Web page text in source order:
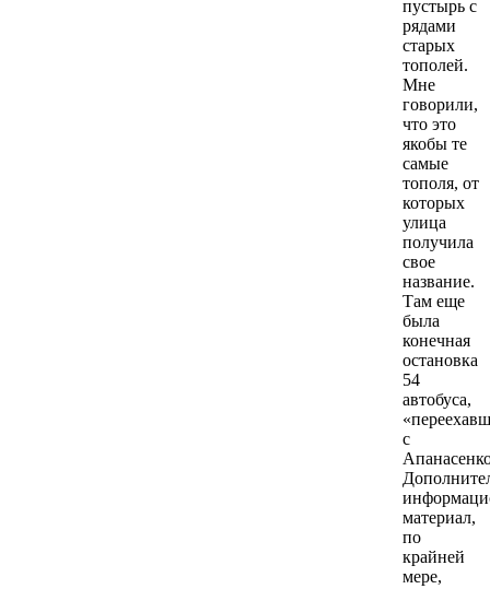
пустырь с
рядами
старых
тополей.
Мне
говорили,
что это
якобы те
самые
тополя, от
которых
улица
получила
свое
название.
Там еще
была
конечная
остановка
54
автобуса,
с
материал,
по
крайней
мере,